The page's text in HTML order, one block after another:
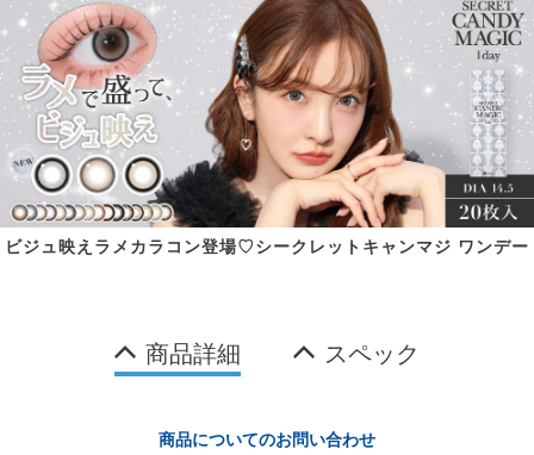
ビジュ映えラメカラコン登場♡シークレットキャンマジ ワンデー
商品詳細 スペック
商品についてのお問い合わせ